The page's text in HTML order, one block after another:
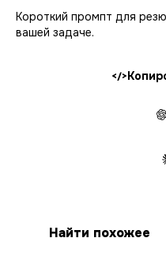
Короткий промпт для
вашей задаче.
</>
Найти похожее